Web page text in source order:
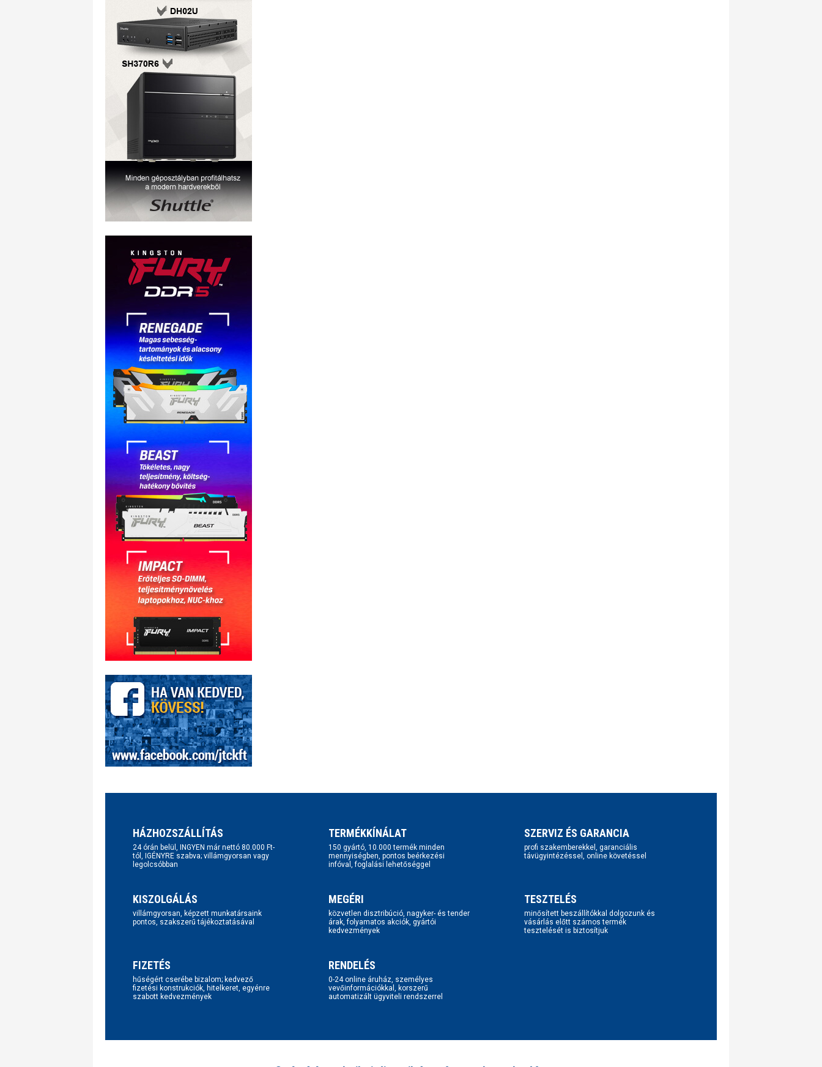
HÁZHOZSZÁLLÍTÁS
24 órán belül, INGYEN már nettó 80.000 Ft-
tól, IGÉNYRE szabva; villámgyorsan vagy
legolcsóbban
TERMÉKKÍNÁLAT
150 gyártó, 10.000 termék minden
mennyiségben, pontos beérkezési
infóval, foglalási lehetőséggel
SZERVIZ ÉS GARANCIA
profi szakemberekkel, garanciális
távügyintézéssel, online követéssel
KISZOLGÁLÁS
villámgyorsan, képzett munkatársaink
pontos, szakszerű tájékoztatásával
MEGÉRI
közvetlen disztribúció, nagyker- és tender
árak, folyamatos akciók, gyártói
kedvezmények
TESZTELÉS
minősített beszállítókkal dolgozunk és
vásárlás előtt számos termék
tesztelését is biztosítjuk
FIZETÉS
hűségért cserébe bizalom; kedvező
fizetési konstrukciók, hitelkeret, egyénre
szabott kedvezmények
RENDELÉS
0-24 online áruház, személyes
vevőinformációkkal, korszerű
automatizált ügyviteli rendszerrel